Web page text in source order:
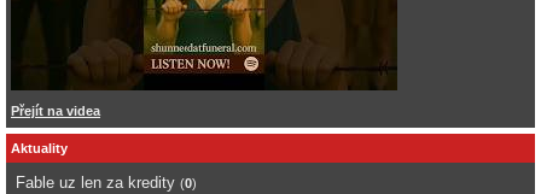
Přejít na videa
Aktuality
Fable uz len za kredity (0)